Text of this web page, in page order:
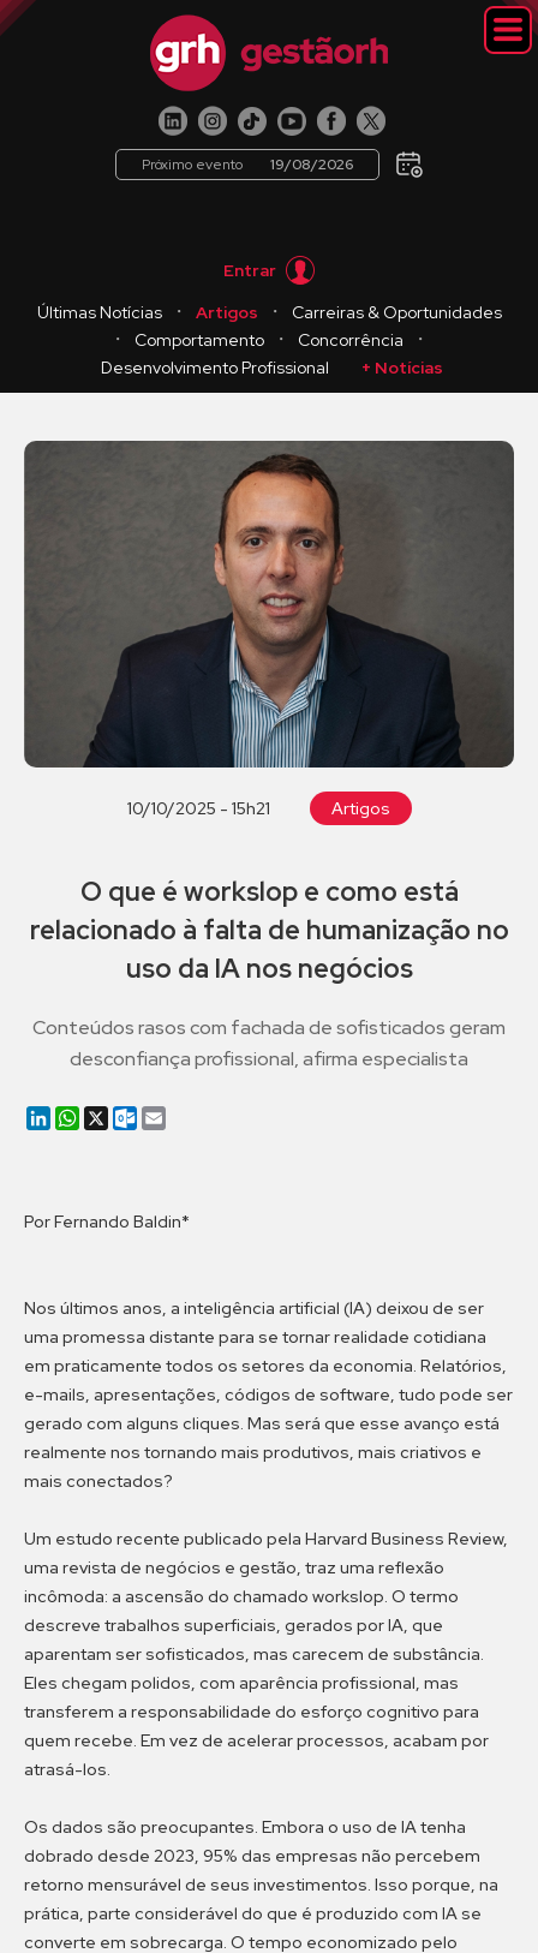
Próximo evento 19/08/2026
Entrar
Últimas Notícias
・ Artigos ・
Carreiras & Oportunidades
・
Comportamento ・ Concorrência
・
Desenvolvimento Profissional
+ Notícias
10/10/2025 - 15h21 Artigos
O que é workslop e como está
relacionado à falta de humanização no
uso da IA nos negócios
Conteúdos rasos com fachada de sofisticados geram
desconfiança profissional, afirma especialista
LinkedIn
WhatsApp
X Outlook.com
Por Fernando Baldin*
Nos últimos anos, a inteligência artificial (IA) deixou de ser
uma promessa distante para se tornar realidade cotidiana
em praticamente todos os setores da economia. Relatórios,
e-mails, apresentações, códigos de software, tudo pode ser
gerado com alguns cliques. Mas será que esse avanço está
realmente nos tornando mais produtivos, mais criativos e
mais conectados?
Um estudo recente publicado pela Harvard Business Review,
uma revista de negócios e gestão, traz uma reflexão
incômoda: a ascensão do chamado workslop. O termo
descreve trabalhos superficiais, gerados por IA, que
aparentam ser sofisticados, mas carecem de substância.
Eles chegam polidos, com aparência profissional, mas
transferem a responsabilidade do esforço cognitivo para
quem recebe. Em vez de acelerar processos, acabam por
atrasá-los.
Os dados são preocupantes. Embora o uso de IA tenha
dobrado desde 2023, 95% das empresas não percebem
retorno mensurável de seus investimentos. Isso porque, na
prática, parte considerável do que é produzido com IA se
converte em sobrecarga. O tempo economizado pelo